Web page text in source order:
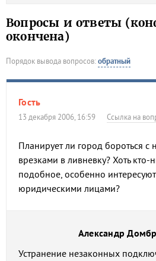
Вопросы и ответы
окончена)
Порядок вывода вопросов:обратный
Гость
13 декабря 2006, 16:59 Ссылка на
Планирует ли город бороться с
врезками в ливневку? Хоть кто-
подобное, особенно
юридическими лицами?
Александр
Устранение незаконных